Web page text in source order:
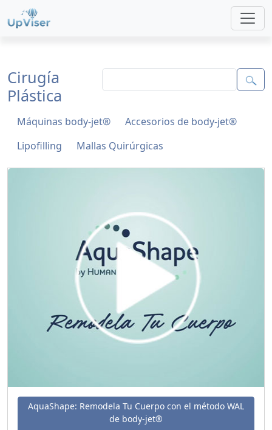
Cirugía
Plástica
Máquinas body-jet®
Accesorios de body-jet®
Lipofilling
Mallas Quirúrgicas
AquaShape: Remodela Tu Cuerpo con el método WAL
de body-jet®